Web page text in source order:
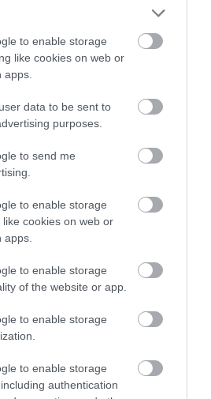
to enable storage
like cookies on web or
data to be sent to
purposes.
to send me
to enable storage
cookies on web or
to enable storage
of the website or app.
to enable storage
to enable storage
authentication
ELBŰVÖLŐ LÁTVÁNYOSSÁGAI,
ÉRDEMES MEGNÉZNI
augusztus 08
ÚJRAINDUL A P...
augusztus 07
NÉMETÜL OTTHONRÓL: A
augusztus 07|Promóció
A KORÁBBAN
augusztus 07|Eger ügye